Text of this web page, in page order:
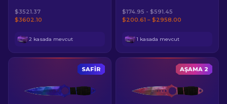
$3521.37
$3602.10
2 kasada mevcut
$174.95 - $591.45
$200.61 – $2958.00
1 kasada mevcut
SAFIR AŞAMA 2